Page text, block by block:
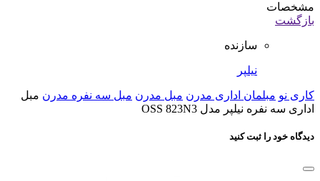
مشخصات
بازگشت
سازنده
نیلپر
کاری نو مبلمان اداری مدرن مبل مدرن مبل سه نفره مدرن مبل
اداری سه نفره نیلپر مدل OSS 823N3
دیدگاه خود را ثبت کنید